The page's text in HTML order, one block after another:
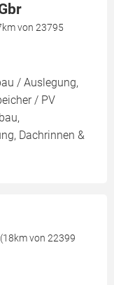
von 23795
/ Auslegung,
/ PV
Dachrinnen &
von 22399